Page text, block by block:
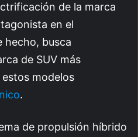
de la marca
en el
hecho, busca
de SUV más
modelos
.
de propulsión híbrido